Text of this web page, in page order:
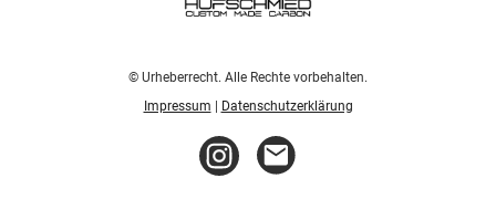
© Urheberrecht. Alle Rechte vorbehalten.
Impressum | Datenschutzerklärung